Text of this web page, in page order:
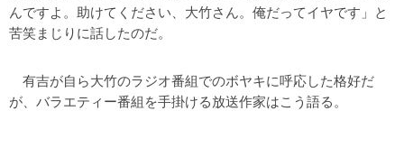
んですよ。助けてください、大竹さん。俺だってイヤです」と
苦笑まじりに話したのだ。
有吉が自ら大竹のラジオ番組でのボヤキに呼応した格好だ
が、バラエティー番組を手掛ける放送作家はこう語る。